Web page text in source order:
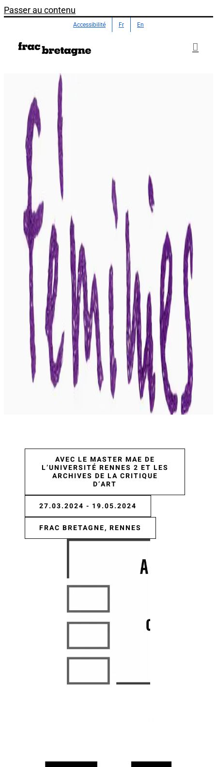
Passer au contenu
Accessibilité Fr En
AVEC LE MASTER MAE DE
L’UNIVERSITÉ RENNES 2 ET LES
ARCHIVES DE LA CRITIQUE
D’ART
27.03.2024 - 19.05.2024
FRAC BRETAGNE, RENNES